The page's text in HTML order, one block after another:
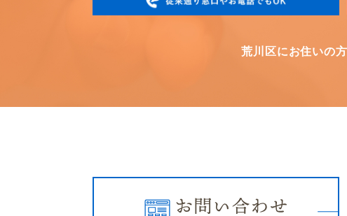
荒川区にお住いの